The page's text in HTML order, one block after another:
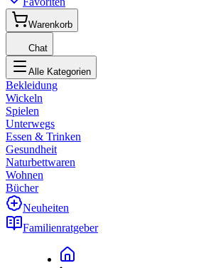
Warenkorb
Chat
Alle Kategorien
Bekleidung
Wickeln
Spielen
Unterwegs
Essen & Trinken
Gesundheit
Naturbettwaren
Wohnen
Bücher
Neuheiten
Familienratgeber